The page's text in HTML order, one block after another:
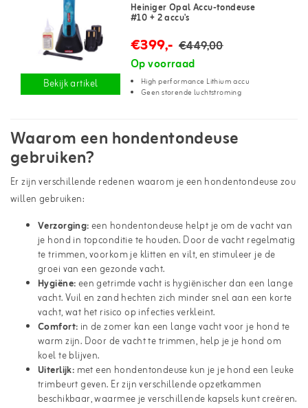
Bekijk artikel
Heiniger Opal Accu-tondeuse
#10 + 2 accu's
€399,- €449,00
Op voorraad
High performance Lithium accu
Geen storende luchtstroming
Waarom een hondentondeuse
gebruiken?
Er zijn verschillende redenen waarom je een hondentondeuse zou
willen gebruiken:
Verzorging:een hondentondeuse helpt je om de vacht van
je hond in topconditie te houden. Door de vacht regelmatig
te trimmen, voorkom je klitten en vilt, en stimuleer je de
groei van een gezonde vacht.
Hygiëne:een getrimde vacht is hygiënischer dan een lange
vacht. Vuil en zand hechten zich minder snel aan een korte
vacht, wat het risico op infecties verkleint.
Comfort: in de zomer kan een lange vacht voor je hond te
warm zijn. Door de vacht te trimmen, help je je hond om
koel te blijven.
Uiterlijk: met een hondentondeuse kun je je hond een leuke
trimbeurt geven. Er zijn verschillende opzetkammen
beschikbaar, waarmee je verschillende kapsels kunt creëren.